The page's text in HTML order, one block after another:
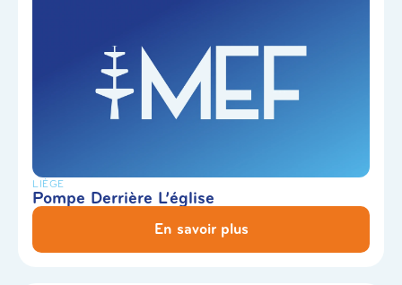
LIÈGE
Pompe Derrière L’église
En savoir plus